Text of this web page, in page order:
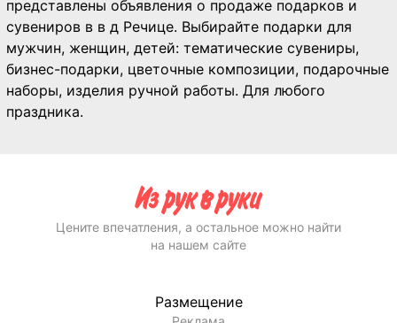
представлены объявления о продаже подарков и
сувениров в в д Речице. Выбирайте подарки для
мужчин, женщин, детей: тематические сувениры,
бизнес-подарки, цветочные композиции, подарочные
наборы, изделия ручной работы. Для любого
праздника.
Цените впечатления, а остальное можно найти
на нашем сайте
Размещение